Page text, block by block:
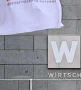
Untermenü
Untermenü
Untermenü
Untermenü